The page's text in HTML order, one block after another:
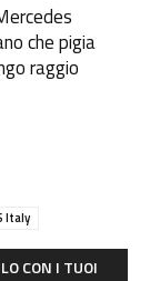
che pigia
raggio
Italy
CON I TUOI